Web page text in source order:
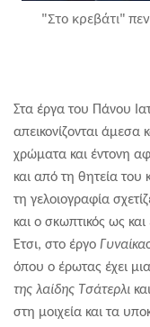
"Στο κρεβάτι"
Στα έργα του Πάνου
απεικονίζονται
χρώματα και έντονη
και από τη θητεία του
τη γελοιογραφία
και ο σκωπτικός ως
Έτσι, στο έργο Γυναίκα
όπου ο έρωτας έχει
της λαίδης Τσάτερλι και
στη μοιχεία και τα